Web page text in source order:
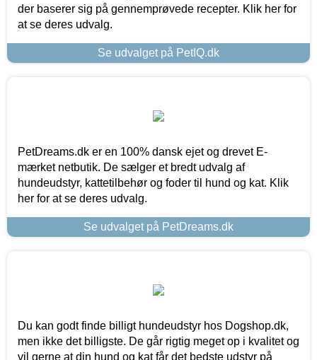
der baserer sig på gennemprøvede recepter. Klik her for
at se deres udvalg.
Se udvalget på PetIQ.dk
PetDreams.dk er en 100% dansk ejet og drevet E-
mærket netbutik. De sælger et bredt udvalg af
hundeudstyr, kattetilbehør og foder til hund og kat. Klik
her for at se deres udvalg.
Se udvalget på PetDreams.dk
Du kan godt finde billigt hundeudstyr hos Dogshop.dk,
men ikke det billigste. De går rigtig meget op i kvalitet og
vil gerne at din hund og kat får det bedste udstyr på